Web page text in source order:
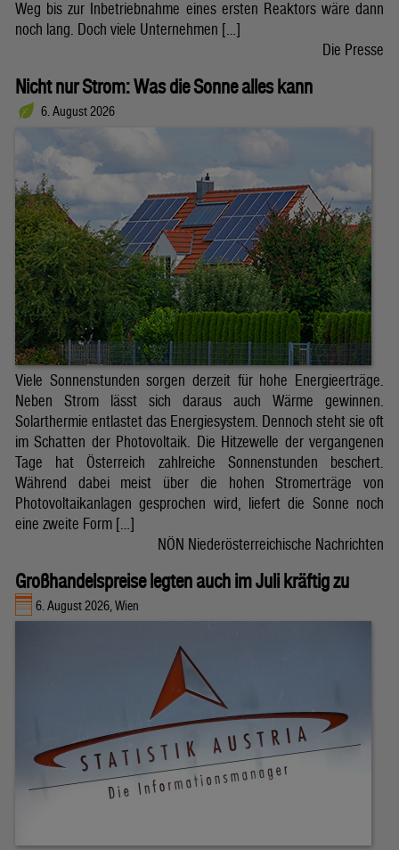
Weg bis zur Inbetriebnahme eines ersten Reaktors wäre dann
noch lang. Doch viele Unternehmen […]
Die Presse
Nicht nur Strom: Was die Sonne alles kann
6. August 2026
Viele Sonnenstunden sorgen derzeit für hohe Energieerträge.
Neben Strom lässt sich daraus auch Wärme gewinnen.
Solarthermie entlastet das Energiesystem. Dennoch steht sie oft
im Schatten der Photovoltaik. Die Hitzewelle der vergangenen
Tage hat Österreich zahlreiche Sonnenstunden beschert.
Während dabei meist über die hohen Stromerträge von
Photovoltaikanlagen gesprochen wird, liefert die Sonne noch
eine zweite Form […]
NÖN Niederösterreichische Nachrichten
Großhandelspreise legten auch im Juli kräftig zu
6. August 2026, Wien